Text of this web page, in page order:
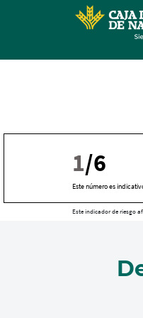
1/6
Este número es
Este indicador de riesgo